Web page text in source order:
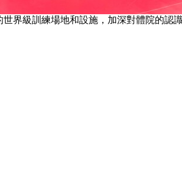
界級訓練場地和設施，加深對體院的認識